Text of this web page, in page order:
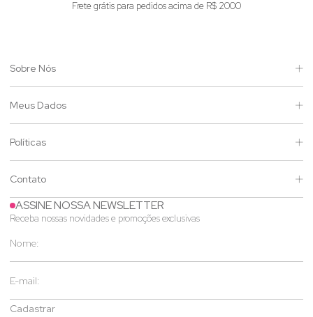
Sobre Nós
Meus Dados
Políticas
Contato
ASSINE NOSSA NEWSLETTER
Receba nossas novidades e promoções exclusivas
Cadastrar